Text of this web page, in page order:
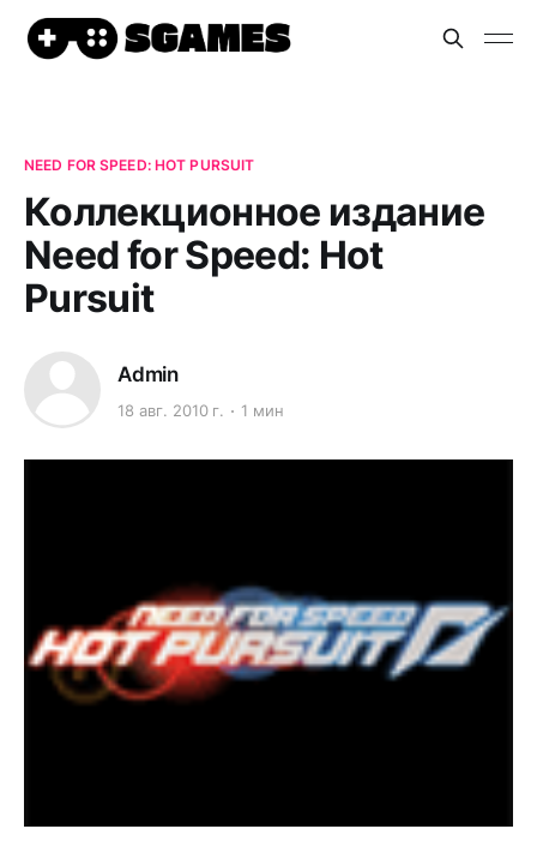
NEED FOR SPEED: HOT PURSUIT
Коллекционное издание
Need for Speed: Hot
Pursuit
Admin
18 авг. 2010 г. 1 мин